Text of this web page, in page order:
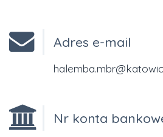
Adres e-mail
Nr konta